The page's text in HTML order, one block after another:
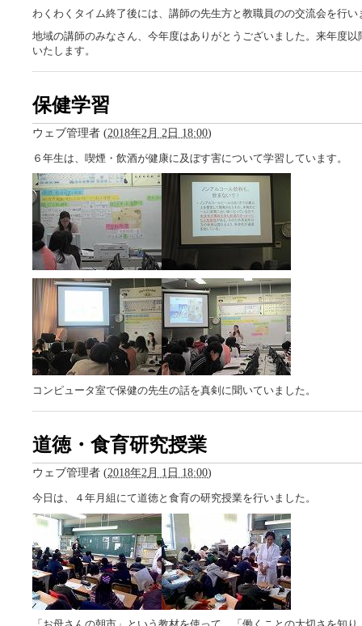
わくわくタイム終了後には、講師の先生方と教職員のの交流会を行い
地域の講師のみなさん、今年度はありがとうございました。来年度以
いたします。
保健学習
ウェブ管理者 (2018年2月 2日 18:00)
６年生は、喫煙・飲酒が健康に及ぼす害について学習しています。
コンピュータ室で保健の先生の話を真剣に聞いていました。
道徳・食育研究授業
ウェブ管理者 (2018年2月 1日 18:00)
今日は、４年月組にて道徳と食育の研究授業を行いました。